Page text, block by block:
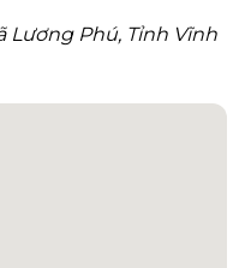
Lương Phú, Tỉnh Vĩnh